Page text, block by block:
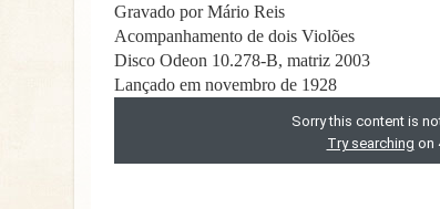
Gravado por Mário Reis
Acompanhamento de dois Violões
Disco Odeon 10.278-B, matriz 2003
Lançado em novembro de 1928